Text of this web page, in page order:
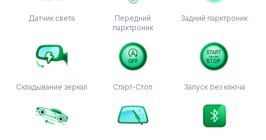
Датчик света
Передний
парктроник
Задний парктроник
Складывание зеркал Старт-Стоп Запуск без ключа